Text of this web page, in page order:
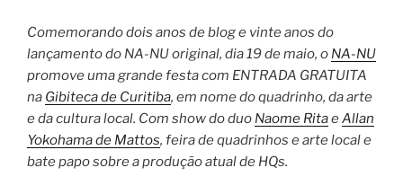
Comemorando dois anos de blog e vinte anos do
lançamento do NA-NU original, dia 19 de maio, o NA-NU
promove uma grande festa com ENTRADA GRATUITA
na Gibiteca de Curitiba, em nome do quadrinho, da arte
e da cultura local. Com show do duo Naome RitaeAllan
Yokohama de Mattos, feira de quadrinhos e arte local e
bate papo sobre a produção atual de HQs.